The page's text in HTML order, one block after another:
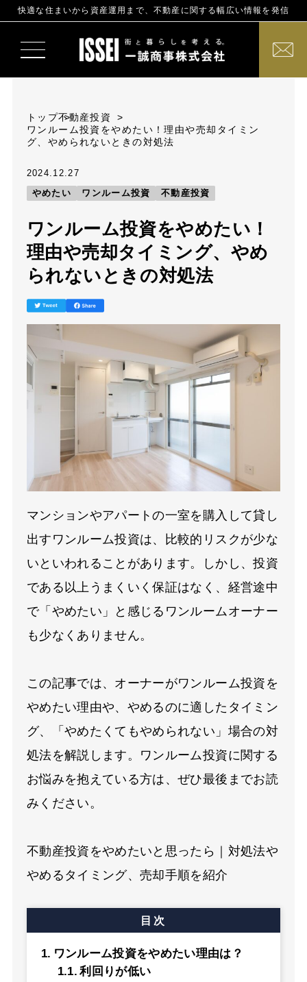
快適な住まいから資産運用まで、不動産に関する幅広い情報を発信
トップ不動産投資
ワンルーム投資をやめたい！理由や売却タイミン
グ、やめられないときの対処法
2024.12.27
やめたい
ワンルーム投資 不動産投資
ワンルーム投資をやめたい！
理由や売却タイミング、やめ
られないときの対処法
マンションやアパートの一室を購入して貸し
出すワンルーム投資は、比較的リスクが少な
いといわれることがあります。しかし、投資
である以上うまくいく保証はなく、経営途中
で「やめたい」と感じるワンルームオーナー
も少なくありません。
この記事では、オーナーがワンルーム投資を
やめたい理由や、やめるのに適したタイミン
グ、「やめたくてもやめられない」場合の対
処法を解説します。ワンルーム投資に関する
お悩みを抱えている方は、ぜひ最後までお読
みください。
不動産投資をやめたいと思ったら｜対処法や
やめるタイミング、売却手順を紹介
目次
ワンルーム投資をやめたい理由は？
利回りが低い